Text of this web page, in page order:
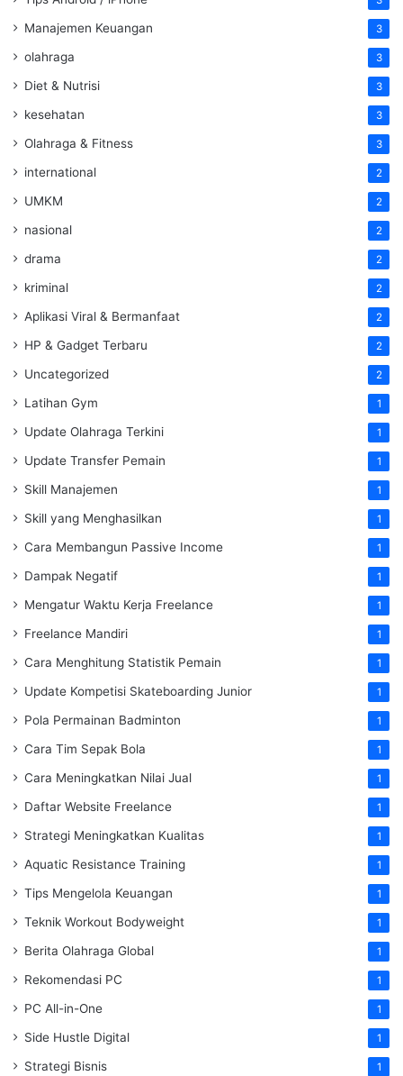
Manajemen Keuangan 3
olahraga 3
Diet & Nutrisi 3
kesehatan 3
Olahraga & Fitness 3
international 2
UMKM 2
nasional 2
drama 2
kriminal 2
Aplikasi Viral & Bermanfaat 2
HP & Gadget Terbaru 2
Uncategorized 2
Latihan Gym 1
Update Olahraga Terkini 1
Update Transfer Pemain 1
Skill Manajemen 1
Skill yang Menghasilkan 1
Cara Membangun Passive Income 1
Dampak Negatif 1
Mengatur Waktu Kerja Freelance 1
Freelance Mandiri 1
Cara Menghitung Statistik Pemain 1
Update Kompetisi Skateboarding Junior 1
Pola Permainan Badminton 1
Cara Tim Sepak Bola 1
Cara Meningkatkan Nilai Jual 1
Daftar Website Freelance 1
Strategi Meningkatkan Kualitas 1
Aquatic Resistance Training 1
Tips Mengelola Keuangan 1
Teknik Workout Bodyweight 1
Berita Olahraga Global 1
Rekomendasi PC 1
PC All-in-One 1
Side Hustle Digital 1
Strategi Bisnis 1